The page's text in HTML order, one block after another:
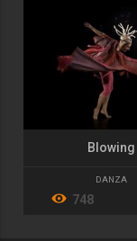
Blowing
DANZA
748